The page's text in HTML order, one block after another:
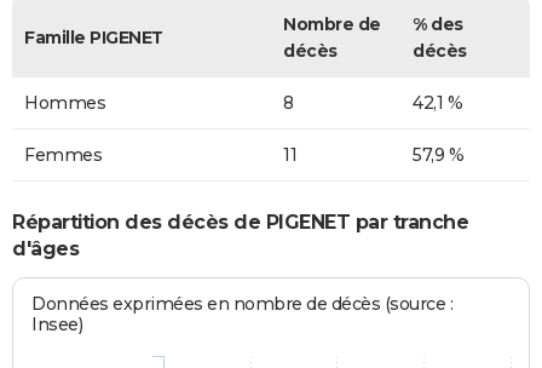
Famille PIGENET
Nombre de
décès
% des
décès
Hommes 8 42,1 %
Femmes 11 57,9 %
Répartition des décès de PIGENET par tranche
d'âges
Données exprimées en nombre de décès (source :
Insee)